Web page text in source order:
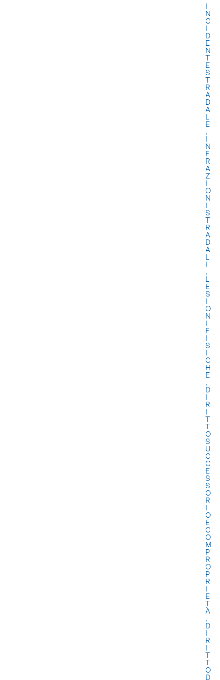
I
N
C
I
D
E
N
T
E
S
T
R
A
D
A
L
E
,
I
N
F
R
A
Z
I
O
N
I
S
T
R
A
D
A
L
I
,
L
E
S
I
O
N
I
F
I
S
I
C
H
E
,
D
I
R
I
T
T
O
S
U
C
C
E
S
S
O
R
I
O
E
C
O
M
P
R
O
P
R
I
E
T
À
,
D
I
R
I
T
T
O
D